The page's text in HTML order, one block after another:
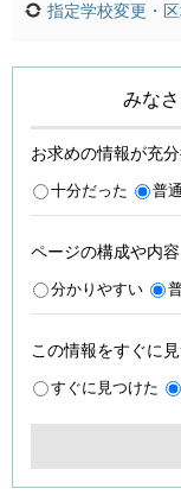
指定学校変更・
みな
お求めの情報が充
十分だった 普通
ページの構成や内
分かりやすい
この情報をすぐに
すぐに見つけた